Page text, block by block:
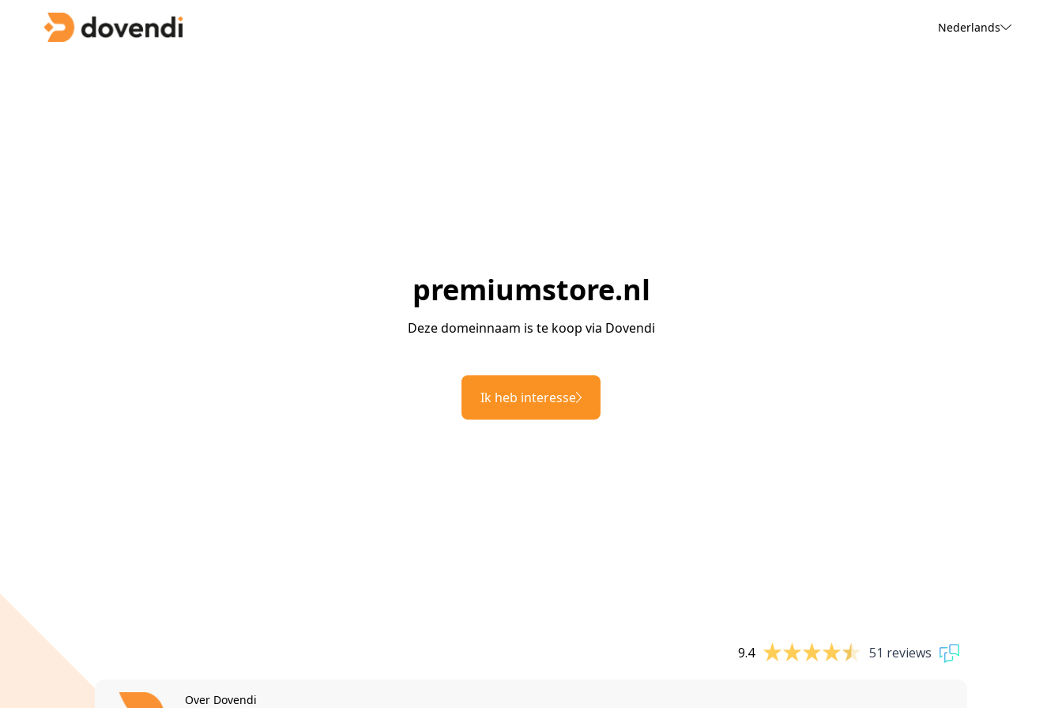
Nederlands
premiumstore.nl
Deze domeinnaam is te koop via Dovendi
Ik heb interesse
9.4 51 reviews
Over Dovendi